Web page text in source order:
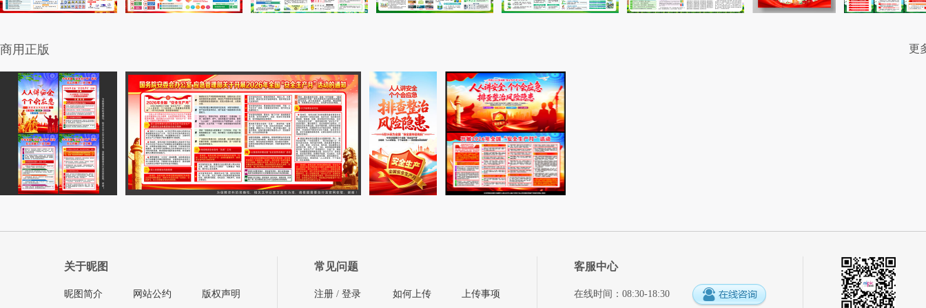
商用正版 更
关于昵图
昵图简介 网站公约 版权声明
常见问题
注册 / 登录 如何上传 上传事项
客服中心
在线时间：08:30-18:30